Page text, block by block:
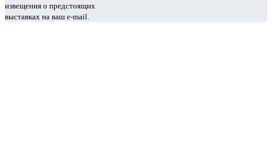
извещения о предстоящих
выставках на ваш e-mail.